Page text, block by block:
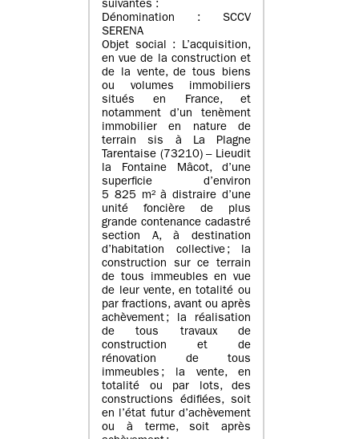
suivantes :
Dénomination : SCCV
SERENA
Objet social : L’acquisition,
en vue de la construction et
de la vente, de tous biens
ou volumes immobiliers
situés en France, et
notamment d’un tenèment
immobilier en nature de
terrain sis à La Plagne
Tarentaise (73210) – Lieudit
la Fontaine Mâcot, d’une
superficie d’environ
5 825 m² à distraire d’une
unité foncière de plus
grande contenance cadastré
section A, à destination
d’habitation collective ; la
construction sur ce terrain
de tous immeubles en vue
de leur vente, en totalité ou
par fractions, avant ou après
achèvement ; la réalisation
de tous travaux de
construction et de
rénovation de tous
immeubles ; la vente, en
totalité ou par lots, des
constructions édifiées, soit
en l’état futur d’achèvement
ou à terme, soit après